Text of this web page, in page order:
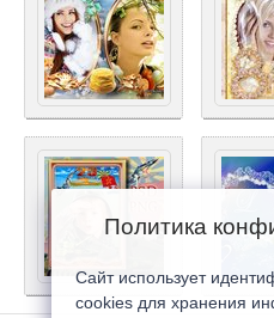
Политика
Сайт использует
cookies для хранения